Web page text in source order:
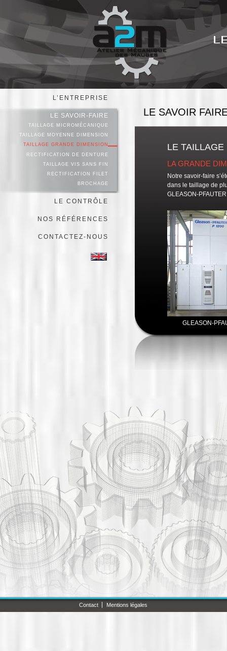
Jump to navigation
LE SAVOIR
LE TAILLAGE
LA GRANDE
Notre savoir-faire
dans le taillage de
GLEASON-
GLEASON-
L’ENTREPRISE
LE SAVOIR-FAIRE
TAILLAGE MICROMÉCANIQUE
TAILLAGE MOYENNE DIMENSION
TAILLAGE GRANDE DIMENSION
RECTIFICATION DE DENTURE
TAILLAGE VIS SANS FIN
RECTIFICATION FILET
BROCHAGE
LE CONTRÔLE
NOS RÉFÉRENCES
CONTACTEZ-NOUS
Contact Mentions légales